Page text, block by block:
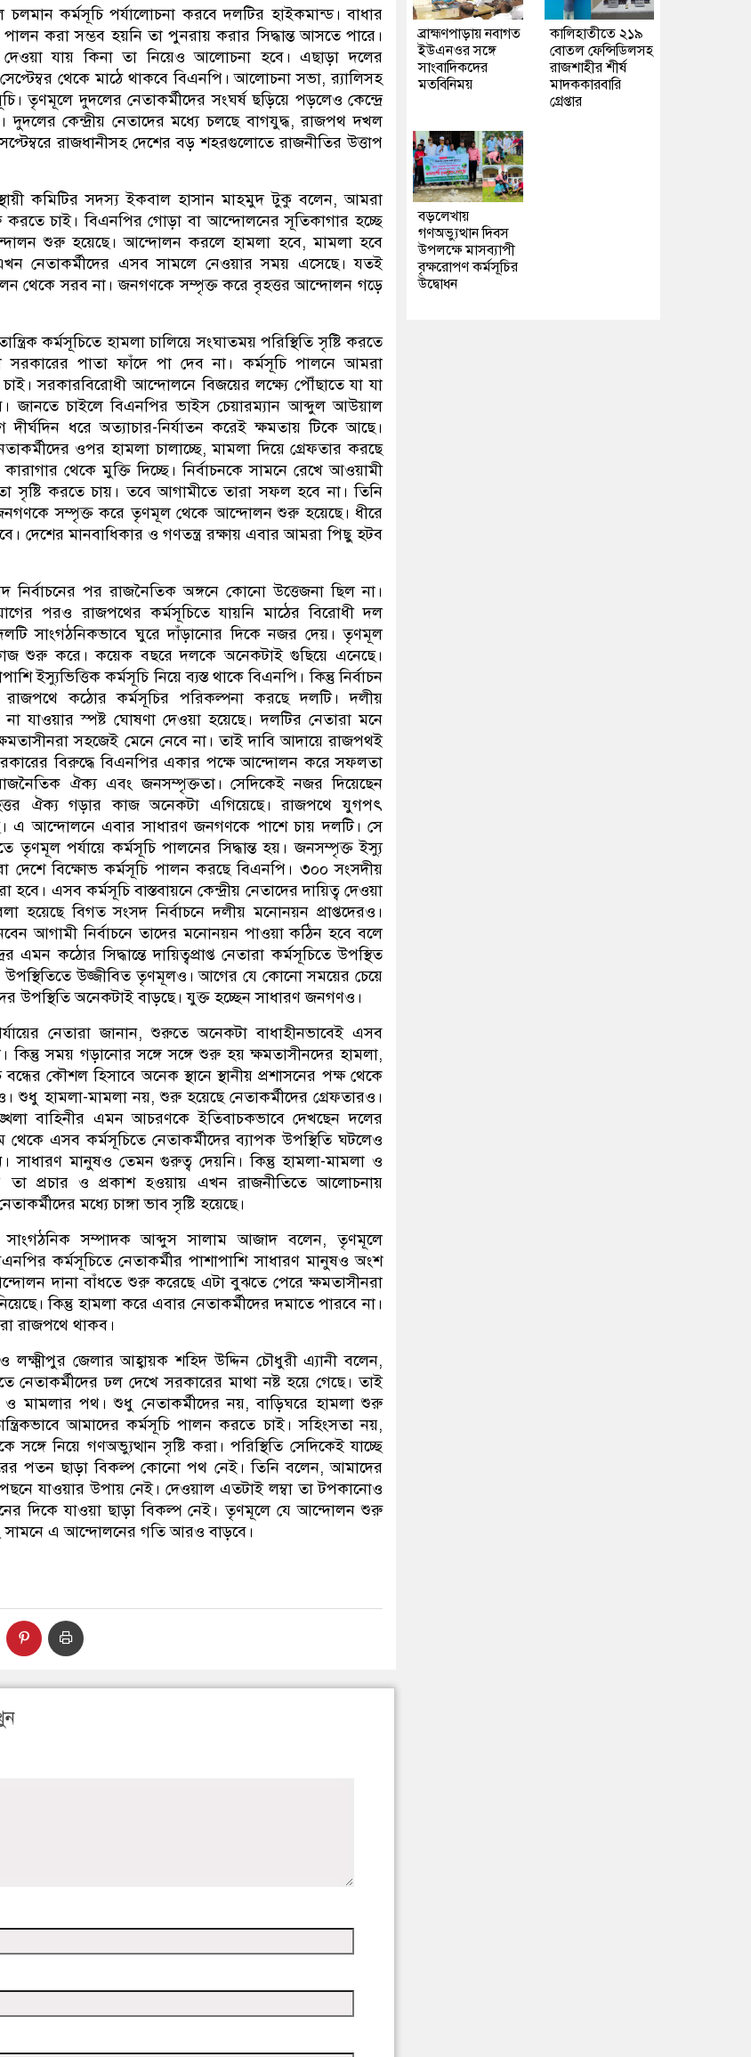
কর্মসূচি পর্যালোচনা করবে দলটির হাইকমান্ড। বাধার
পালন করা সম্ভব হয়নি তা পুনরায় করার সিদ্ধান্ত আসতে পারে।
যায় কিনা তা নিয়েও আলোচনা হবে। এছাড়া দলের
সেপ্টেম্বর থেকে মাঠে থাকবে বিএনপি। আলোচনা সভা, র‌্যালিসহ
তৃণমূলে দুদলের নেতাকর্মীদের সংঘর্ষ ছড়িয়ে পড়লেও কেন্দ্রে
দুদলের কেন্দ্রীয় নেতাদের মধ্যে চলছে বাগযুদ্ধ, রাজপথ দখল
রাজধানীসহ দেশের বড় শহরগুলোতে রাজনীতির উত্তাপ
কমিটির সদস্য ইকবাল হাসান মাহমুদ টুকু বলেন, আমরা
চাই। বিএনপির গোড়া বা আন্দোলনের সূতিকাগার হচ্ছে
শুরু হয়েছে। আন্দোলন করলে হামলা হবে, মামলা হবে
নেতাকর্মীদের এসব সামলে নেওয়ার সময় এসেছে। যতই
থেকে সরব না। জনগণকে সম্পৃক্ত করে বৃহত্তর আন্দোলন গড়ে
কর্মসূচিতে হামলা চালিয়ে সংঘাতময় পরিস্থিতি সৃষ্টি করতে
সরকারের পাতা ফাঁদে পা দেব না। কর্মসূচি পালনে আমরা
সরকারবিরোধী আন্দোলনে বিজয়ের লক্ষ্যে পৌঁছাতে যা যা
জানতে চাইলে বিএনপির ভাইস চেয়ারম্যান আব্দুল আউয়াল
ধরে অত্যাচার-নির্যাতন করেই ক্ষমতায় টিকে আছে।
ওপর হামলা চালাচ্ছে, মামলা দিয়ে গ্রেফতার করছে
থেকে মুক্তি দিচ্ছে। নির্বাচনকে সামনে রেখে আওয়ামী
সৃষ্টি করতে চায়। তবে আগামীতে তারা সফল হবে না। তিনি
সম্পৃক্ত করে তৃণমূল থেকে আন্দোলন শুরু হয়েছে। ধীরে
দেশের মানবাধিকার ও গণতন্ত্র রক্ষায় এবার আমরা পিছু হটব
পর রাজনৈতিক অঙ্গনে কোনো উত্তেজনা ছিল না।
পরও রাজপথের কর্মসূচিতে যায়নি মাঠের বিরোধী দল
সাংগঠনিকভাবে ঘুরে দাঁড়ানোর দিকে নজর দেয়। তৃণমূল
শুরু করে। কয়েক বছরে দলকে অনেকটাই গুছিয়ে এনেছে।
ইস্যুভিত্তিক কর্মসূচি নিয়ে ব্যস্ত থাকে বিএনপি। কিন্তু নির্বাচন
রাজপথে কঠোর কর্মসূচির পরিকল্পনা করছে দলটি। দলীয়
না যাওয়ার স্পষ্ট ঘোষণা দেওয়া হয়েছে। দলটির নেতারা মনে
সহজেই মেনে নেবে না। তাই দাবি আদায়ে রাজপথই
বিরুদ্ধে বিএনপির একার পক্ষে আন্দোলন করে সফলতা
ঐক্য এবং জনসম্পৃক্ততা। সেদিকেই নজর দিয়েছেন
ঐক্য গড়ার কাজ অনেকটা এগিয়েছে। রাজপথে যুগপৎ
এ আন্দোলনে এবার সাধারণ জনগণকে পাশে চায় দলটি। সে
তৃণমূল পর্যায়ে কর্মসূচি পালনের সিদ্ধান্ত হয়। জনসম্পৃক্ত ইস্যু
দেশে বিক্ষোভ কর্মসূচি পালন করছে বিএনপি। ৩০০ সংসদীয়
এসব কর্মসূচি বাস্তবায়নে কেন্দ্রীয় নেতাদের দায়িত্ব দেওয়া
হয়েছে বিগত সংসদ নির্বাচনে দলীয় মনোনয়ন প্রাপ্তদেরও।
আগামী নির্বাচনে তাদের মনোনয়ন পাওয়া কঠিন হবে বলে
এমন কঠোর সিদ্ধান্তে দায়িত্বপ্রাপ্ত নেতারা কর্মসূচিতে উপস্থিত
উপস্থিতিতে উজ্জীবিত তৃণমূলও। আগের যে কোনো সময়ের চেয়ে
উপস্থিতি অনেকটাই বাড়ছে। যুক্ত হচ্ছেন সাধারণ জনগণও।
নেতারা জানান, শুরুতে অনেকটা বাধাহীনভাবেই এসব
সময় গড়ানোর সঙ্গে সঙ্গে শুরু হয় ক্ষমতাসীনদের হামলা,
কৌশল হিসাবে অনেক স্থানে স্থানীয় প্রশাসনের পক্ষ থেকে
শুধু হামলা-মামলা নয়, শুরু হয়েছে নেতাকর্মীদের গ্রেফতারও।
বাহিনীর এমন আচরণকে ইতিবাচকভাবে দেখছেন দলের
এসব কর্মসূচিতে নেতাকর্মীদের ব্যাপক উপস্থিতি ঘটলেও
সাধারণ মানুষও তেমন গুরুত্ব দেয়নি। কিন্তু হামলা-মামলা ও
তা প্রচার ও প্রকাশ হওয়ায় এখন রাজনীতিতে আলোচনায়
মধ্যে চাঙ্গা ভাব সৃষ্টি হয়েছে।
সাংগঠনিক সম্পাদক আব্দুস সালাম আজাদ বলেন, তৃণমূলে
কর্মসূচিতে নেতাকর্মীর পাশাপাশি সাধারণ মানুষও অংশ
দানা বাঁধতে শুরু করেছে এটা বুঝতে পেরে ক্ষমতাসীনরা
কিন্তু হামলা করে এবার নেতাকর্মীদের দমাতে পারবে না।
রাজপথে থাকব।
লক্ষ্মীপুর জেলার আহ্বায়ক শহিদ উদ্দিন চৌধুরী এ্যানী বলেন,
নেতাকর্মীদের ঢল দেখে সরকারের মাথা নষ্ট হয়ে গেছে। তাই
ও মামলার পথ। শুধু নেতাকর্মীদের নয়, বাড়িঘরে হামলা শুরু
আমাদের কর্মসূচি পালন করতে চাই। সহিংসতা নয়,
নিয়ে গণঅভ্যুত্থান সৃষ্টি করা। পরিস্থিতি সেদিকেই যাচ্ছে
পতন ছাড়া বিকল্প কোনো পথ নেই। তিনি বলেন, আমাদের
যাওয়ার উপায় নেই। দেওয়াল এতটাই লম্বা তা টপকানোও
দিকে যাওয়া ছাড়া বিকল্প নেই। তৃণমূলে যে আন্দোলন শুরু
সামনে এ আন্দোলনের গতি আরও বাড়বে।
ব্রাহ্মণপাড়ায় নবাগত
ইউএনওর সঙ্গে
সাংবাদিকদের
মতবিনিময়
কালিহাতীতে ২১৯
বোতল ফেন্সিডিলসহ
রাজশাহীর শীর্ষ
মাদককারবারি
গ্রেপ্তার
বড়লেখায়
গণঅভ্যুত্থান দিবস
উপলক্ষে মাসব্যাপী
বৃক্ষরোপণ কর্মসূচির
উদ্বোধন